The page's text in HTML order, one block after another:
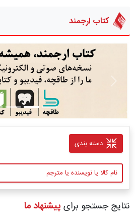
کتاب ارجمند
دسته بندی
نتایج جستجو برای پیشنهاد ما